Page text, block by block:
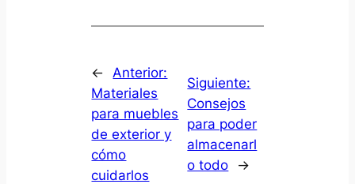
←
Anterior:
Materiales
para muebles
de exterior y
cómo
cuidarlos
Siguiente:
Consejos
para poder
almacenarl
o todo
→